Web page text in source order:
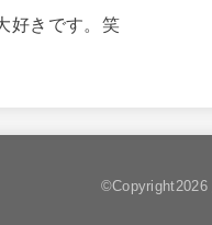
好きです。笑
©Copyright2026